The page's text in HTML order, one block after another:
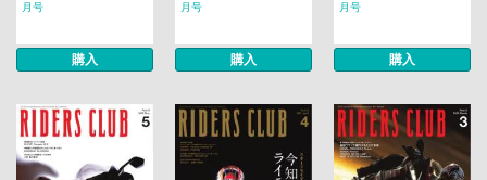
月号
購入
月号
購入
月号
購入